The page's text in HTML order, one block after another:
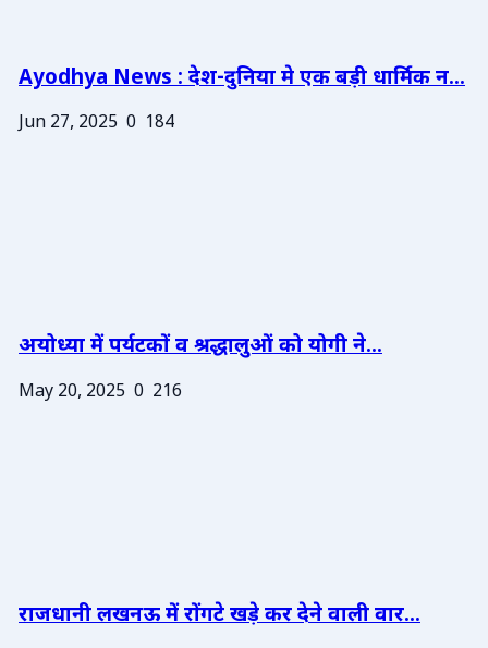
Ayodhya News : देश-दुनिया मे एक बड़ी धार्मिक न...
Jun 27, 2025 0 184
अयोध्या में पर्यटकों व श्रद्धालुओं को योगी ने...
May 20, 2025 0 216
राजधानी लखनऊ में रोंगटे खड़े कर देने वाली वार...